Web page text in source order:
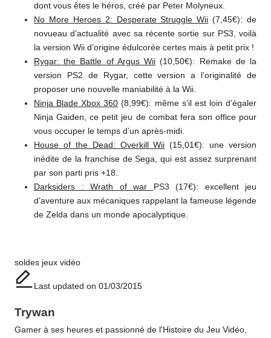
dont vous êtes le héros, créé par Peter Molyneux.
No More Heroes 2: Desperate Struggle Wii (7,45€): de
novueau d’actualité avec sa récente sortie sur PS3, voilà
la version Wii d’origine édulcorée certes mais à petit prix !
Rygar: the Battle of Argus Wii (10,50€): Remake de la
version PS2 de Rygar, cette version a l’originalité de
proposer une nouvelle maniabilité à la Wii.
Ninja Blade Xbox 360 (8,99€): même s’il est loin d’égaler
Ninja Gaiden, ce petit jeu de combat fera son office pour
vous occuper le temps d’un après-midi.
House of the Dead: Overkill Wii (15,01€): une version
inédite de la franchise de Sega, qui est assez surprenant
par son parti pris +18.
Darksiders : Wrath of war
PS3 (17€): excellent jeu
d’aventure aux mécaniques rappelant la fameuse légende
de Zelda dans un monde apocalyptique.
Tags:
soldes jeux vidéo
Last updated on 01/03/2015
Trywan
Gamer à ses heures et passionné de l'Histoire du Jeu Vidéo,